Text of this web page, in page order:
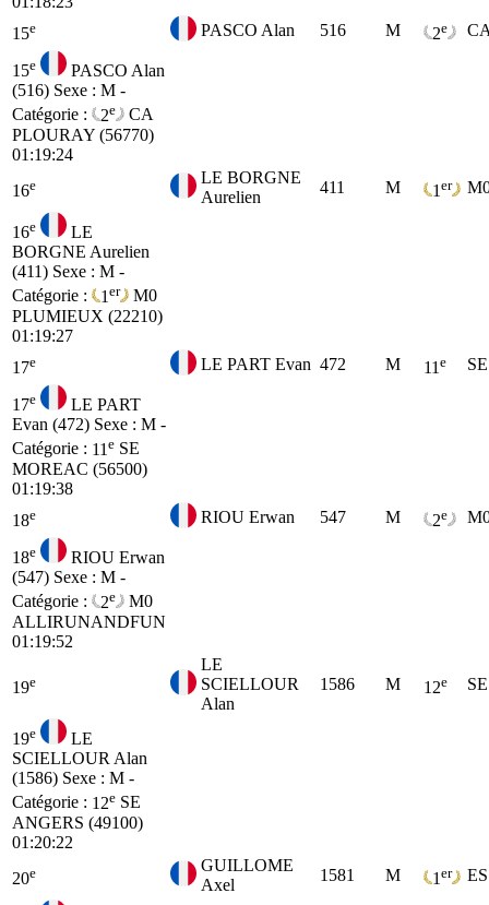
15e PASCO Alan 516 M 2e
15e
PASCO Alan
(516) Sexe : M -
Catégorie :
2e
CA
PLOURAY (56770)
01:19:24
16e
LE BORGNE
Aurelien
411 M 1 er
16e
LE
BORGNE Aurelien
(411) Sexe : M -
Catégorie :
1 er
M0
PLUMIEUX (22210)
01:19:27
17e LE PART Evan 472 M 11 e SE
17e
LE PART
Evan (472) Sexe : M -
Catégorie : 11 e SE
MOREAC (56500)
01:19:38
18e RIOU Erwan 547 M 2e
18e
RIOU Erwan
(547) Sexe : M -
Catégorie :
2e
M0
ALLIRUNANDFUN
01:19:52
19e
LE
SCIELLOUR
Alan
1586 M 12e SE
19e
LE
SCIELLOUR Alan
(1586) Sexe : M -
Catégorie : 12e SE
ANGERS (49100)
01:20:22
20e
GUILLOME
Axel
1581 M 1 er ES